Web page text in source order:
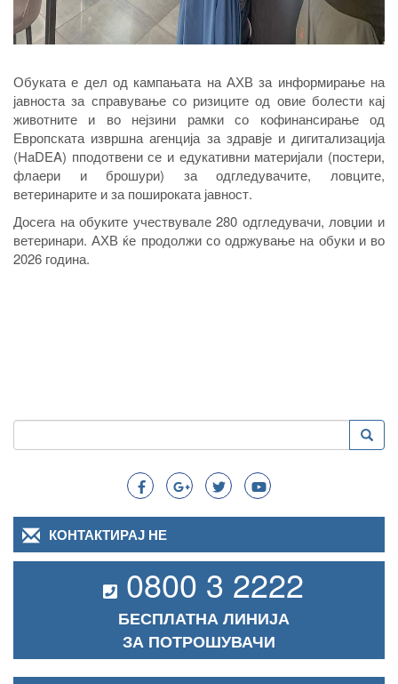
Обуката е дел од кампањата на АХВ за информирање на
јавноста за справување со ризиците од овие болести кај
животните и во нејзини рамки со кофинансирање од
Европската извршна агенција за здравје и дигитализација
(HaDEA) пподотвени се и едукативни материјали (постери,
флаери и брошури) за одгледувачите, ловците,
ветеринарите и за пошироката јавност.
Досега на обуките учествувале 280 одгледувачи, ловџии и
ветеринари. АХВ ќе продолжи со одржување на обуки и во
2026 година.
Search
Пребарување
КОНТАКТИРАЈ НЕ
0800 3 2222
БЕСПЛАТНА ЛИНИЈА
ЗА ПОТРОШУВАЧИ